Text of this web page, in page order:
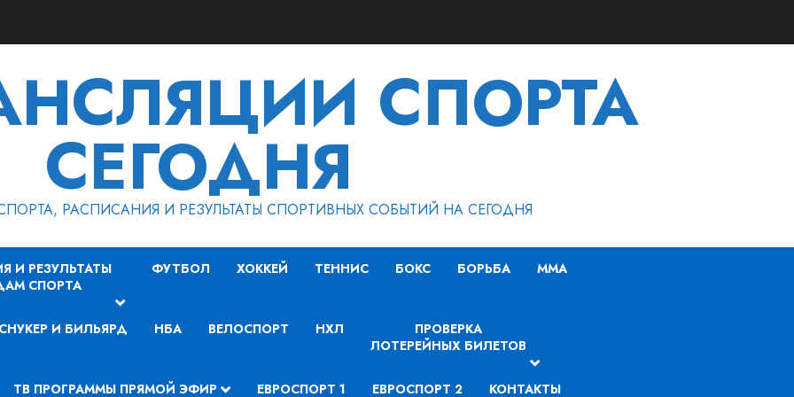
СПОРТА
СЕГОДНЯ
РАСПИСАНИЯ И РЕЗУЛЬТАТЫ СПОРТИВНЫХ СОБЫТИЙ НА СЕГОДНЯ
И РЕЗУЛЬТАТЫ
СПОРТА
ФУТБОЛ ХОККЕЙ ТЕННИС БОКС БОРЬБА MMA
СНУКЕР И БИЛЬЯРД НБА ВЕЛОСПОРТ НХЛ
ПРОВЕРКА
ЛОТЕРЕЙНЫХ БИЛЕТОВ
ТВ ПРОГРАММЫ ПРЯМОЙ ЭФИР ЕВРОСПОРТ 1 ЕВРОСПОРТ 2 КОНТАКТЫ